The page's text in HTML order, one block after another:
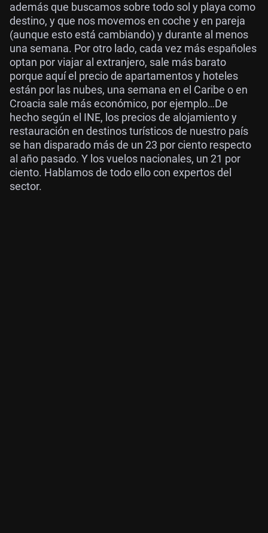
además que buscamos sobre todo sol y playa como
destino, y que nos movemos en coche y en pareja
(aunque esto está cambiando) y durante al menos
una semana. Por otro lado, cada vez más españoles
optan por viajar al extranjero, sale más barato
porque aquí el precio de apartamentos y hoteles
están por las nubes, una semana en el Caribe o en
Croacia sale más económico, por ejemplo…De
hecho según el INE, los precios de alojamiento y
restauración en destinos turísticos de nuestro país
se han disparado más de un 23 por ciento respecto
al año pasado. Y los vuelos nacionales, un 21 por
ciento. Hablamos de todo ello con expertos del
sector.